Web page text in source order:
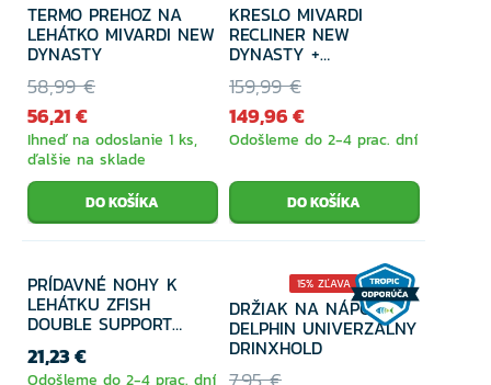
TERMO PREHOZ NA
LEHÁTKO MIVARDI NEW
DYNASTY
58,99 €
56,21 €
Ihneď na odoslanie 1 ks,
ďalšie na sklade
KRESLO MIVARDI
RECLINER NEW
DYNASTY +
PODNOŽNÍK
159,99 €
149,96 €
Odošleme do 2-4 prac. dní
PRÍDAVNÉ NOHY K
LEHÁTKU ZFISH
DOUBLE SUPPORT
LEGS
21,23 €
Odošleme do 2-4 prac. dní
15% ZĽAVA
DRŽIAK NA NÁPOJE
DELPHIN UNIVERZÁLNY
DRINXHOLD